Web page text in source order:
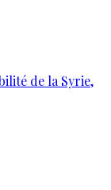
de la Syrie,